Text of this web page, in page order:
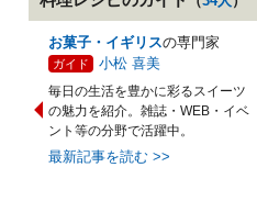
お菓子・イギリスの専門家
ガイド 小松 喜美
毎日の生活を豊かに彩るスイーツ
の魅力を紹介。雑誌・WEB・イベ
ント等の分野で活躍中。
最新記事を読む >>